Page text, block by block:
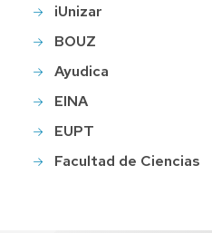
iUnizar
BOUZ
Ayudica
EINA
EUPT
Facultad de Ciencias